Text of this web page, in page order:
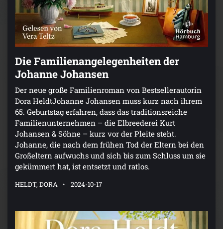
Die Familienangelegenheiten der
Johanne Johansen
Der neue große Familienroman von Bestsellerautorin
Dora HeldtJohanne Johansen muss kurz nach ihrem
65. Geburtstag erfahren, dass das traditionsreiche
Familienunternehmen – die Elbreederei Kurt
Johansen & Söhne – kurz vor der Pleite steht.
Johanne, die nach dem frühen Tod der Eltern bei den
Großeltern aufwuchs und sich bis zum Schluss um sie
gekümmert hat, ist entsetzt und ratlos.
HELDT, DORA 2024-10-17